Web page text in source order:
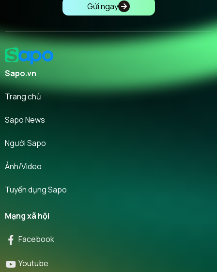
Gửi ngay
Sapo.vn
Trang chủ
Sapo News
Người Sapo
Ảnh/Video
Tuyển dụng Sapo
Mạng xã hội
Facebook
Youtube